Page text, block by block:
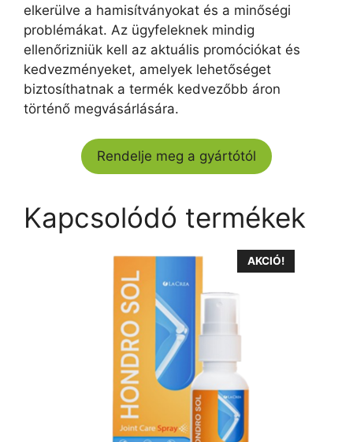
elkerülve a hamisítványokat és a minőségi
problémákat. Az ügyfeleknek mindig
ellenőrizniük kell az aktuális promóciókat és
kedvezményeket, amelyek lehetőséget
biztosíthatnak a termék kedvezőbb áron
történő megvásárlására.
Rendelje meg a gyártótól
Kapcsolódó termékek
AKCIÓ!